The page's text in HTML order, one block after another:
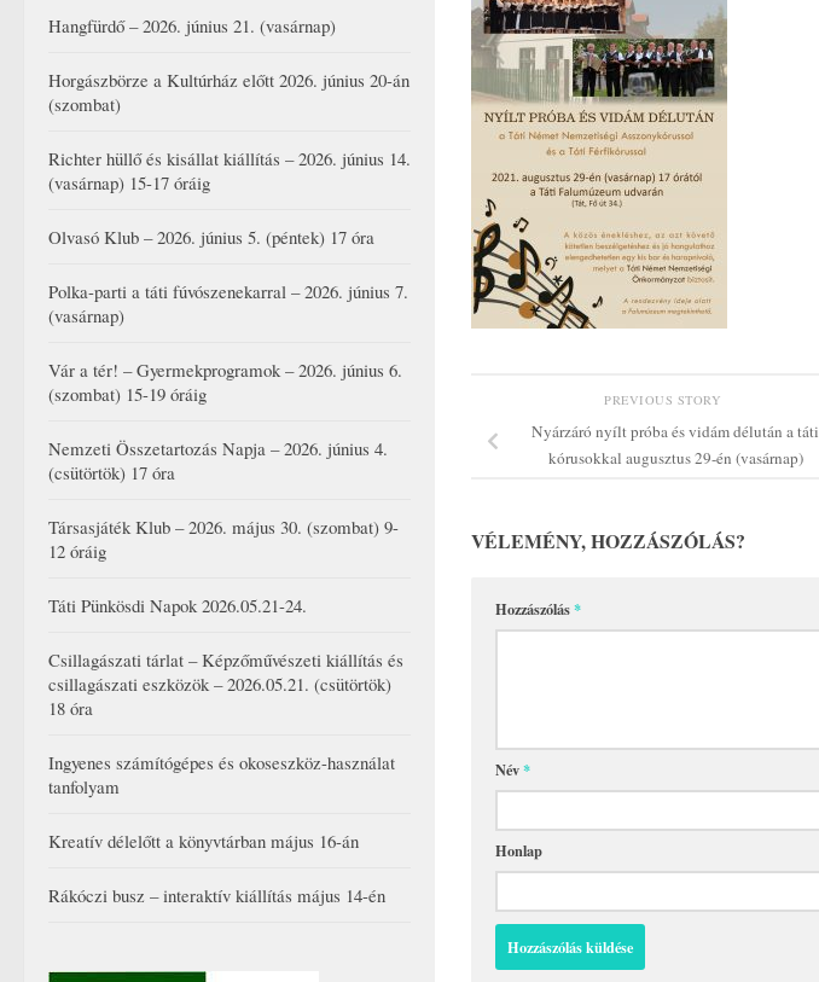
PREVIOUS STORY
Nyárzáró nyílt próba és vidám délután a táti
kórusokkal augusztus 29-én (vasárnap)
VÉLEMÉNY, HOZZÁSZÓLÁS?
Hozzászólás*
Név*
Honlap
Hangfürdő – 2026. június 21. (vasárnap)
Horgászbörze a Kultúrház előtt 2026. június 20-án
(szombat)
Richter hüllő és kisállat kiállítás – 2026. június 14.
(vasárnap) 15-17 óráig
Olvasó Klub – 2026. június 5. (péntek) 17 óra
Polka-parti a táti fúvószenekarral – 2026. június 7.
(vasárnap)
Vár a tér! – Gyermekprogramok – 2026. június 6.
(szombat) 15-19 óráig
Nemzeti Összetartozás Napja – 2026. június 4.
(csütörtök) 17 óra
Társasjáték Klub – 2026. május 30. (szombat) 9-
12 óráig
Táti Pünkösdi Napok 2026.05.21-24.
Csillagászati tárlat – Képzőművészeti kiállítás és
csillagászati eszközök – 2026.05.21. (csütörtök)
18 óra
Ingyenes számítógépes és okoseszköz-használat
tanfolyam
Kreatív délelőtt a könyvtárban május 16-án
Rákóczi busz – interaktív kiállítás május 14-én